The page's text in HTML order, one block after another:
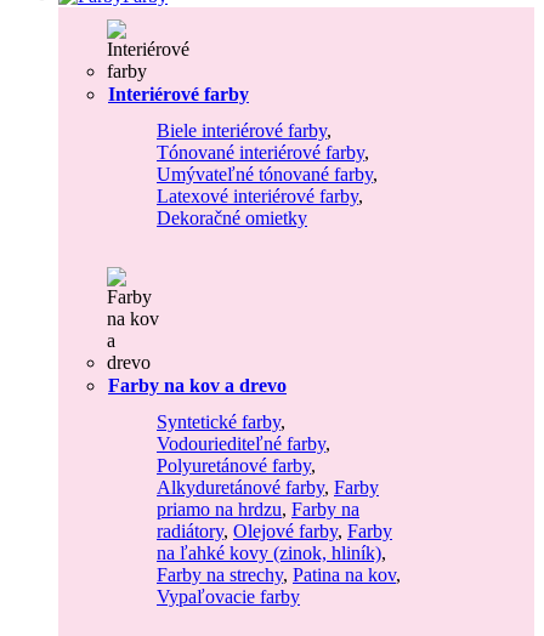
Interiérové farby
Biele interiérové farby,
Tónované interiérové farby,
Umývateľné tónované farby,
Latexové interiérové farby,
Dekoračné omietky
Farby na kov a drevo
Syntetické farby,
Vodouriediteľné farby,
Polyuretánové farby,
Alkyduretánové farby, Farby
priamo na hrdzu, Farby na
radiátory, Olejové farby, Farby
na ľahké kovy (zinok, hliník),
Farby na strechy, Patina na kov,
Vypaľovacie farby